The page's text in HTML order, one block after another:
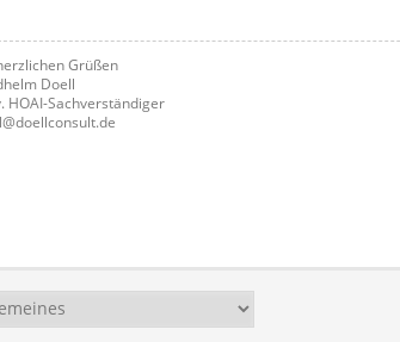
Grüßen
Doell
HOAI-Sachverständiger